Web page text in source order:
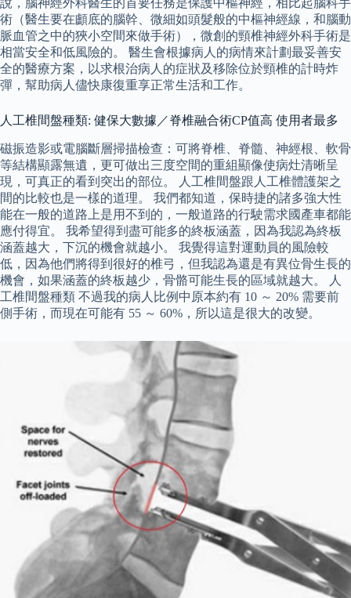
說，腦神經外科醫生的首要任務是保護中樞神經，相比起腦科手
術（醫生要在顱底的腦幹、微細如頭髮般的中樞神經線，和腦動
脈血管之中的狹小空間來做手術），微創的頸椎神經外科手術是
相當安全和低風險的。 醫生會根據病人的病情來計劃最妥善安
全的醫療方案，以求根治病人的症狀及移除位於頸椎的計時炸
彈，幫助病人儘快康復重享正常生活和工作。
人工椎間盤種類: 健保大數據／脊椎融合術CP值高 使用者最多
磁振造影或電腦斷層掃描檢查：可將脊椎、脊髓、神經根、軟骨
等結構顯露無遺，更可做出三度空間的重組顯像使病灶清晰呈
現，可真正的看到突出的部位。 人工椎間盤跟人工椎體護架之
間的比較也是一樣的道理。 我們都知道，保時捷的諸多強大性
能在一般的道路上是用不到的，一般道路的行駛需求國產車都能
應付得宜。 我希望得到盡可能多的終板涵蓋，因為我認為終板
涵蓋越大，下沉的機會就越小。 我覺得這對運動員的風險較
低，因為他們將得到很好的椎弓，但我認為還是有異位骨生長的
機會，如果涵蓋的終板越少，骨骼可能生長的區域就越大。 人
工椎間盤種類 不過我的病人比例中原本約有 10 ～ 20% 需要前
側手術，而現在可能有 55 ～ 60%，所以這是很大的改變。